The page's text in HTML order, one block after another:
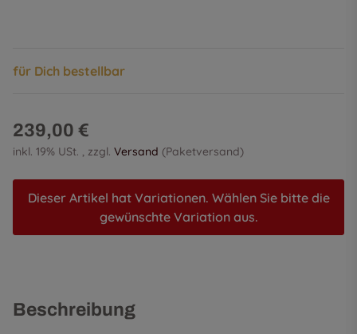
für Dich bestellbar
239,00 €
inkl. 19% USt. , zzgl. Versand (Paketversand)
Dieser Artikel hat Variationen. Wählen Sie bitte die
gewünschte Variation aus.
Beschreibung